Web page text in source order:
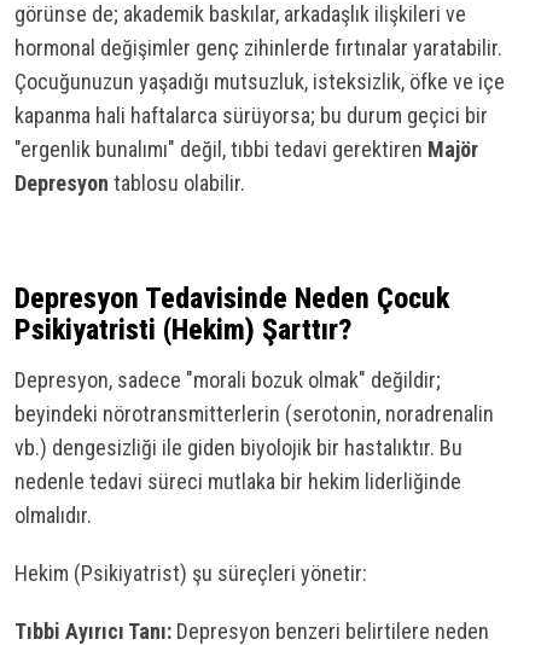
görünse de; akademik baskılar, arkadaşlık ilişkileri ve
hormonal değişimler genç zihinlerde fırtınalar yaratabilir.
Çocuğunuzun yaşadığı mutsuzluk, isteksizlik, öfke ve içe
kapanma hali haftalarca sürüyorsa; bu durum geçici bir
"ergenlik bunalımı" değil, tıbbi tedavi gerektiren Majör
Depresyon tablosu olabilir.
Depresyon Tedavisinde Neden Çocuk
Psikiyatristi (Hekim) Şarttır?
Depresyon, sadece "morali bozuk olmak" değildir;
beyindeki nörotransmitterlerin (serotonin, noradrenalin
vb.) dengesizliği ile giden biyolojik bir hastalıktır. Bu
nedenle tedavi süreci mutlaka bir hekim liderliğinde
olmalıdır.
Hekim (Psikiyatrist) şu süreçleri yönetir:
Tıbbi Ayırıcı Tanı: Depresyon benzeri belirtilere neden